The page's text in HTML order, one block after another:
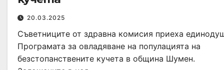
20.03.2025
Съветниците от здравна комисия приеха
Програмата за овладяване на популацията на
безстопанствените кучета в община Шумен.